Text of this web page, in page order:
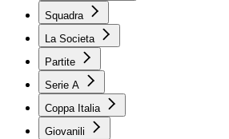
Squadra
La Societa
Partite
Serie A
Coppa Italia
Giovanili